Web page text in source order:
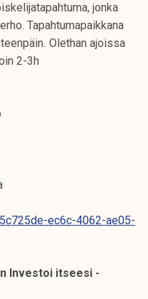
jonka
Tapahtumapaikkana
. Olethan ajoissa
2-3h
ec6c-4062-ae05-
Investoi itseesi -